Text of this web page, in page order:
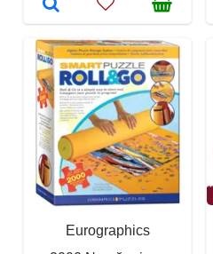
Eurographics